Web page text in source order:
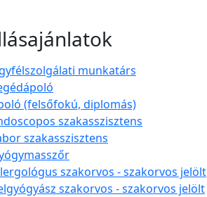
munkatárs
(felsőfokú, diplomás)
szakasszisztens
szakasszisztens
szakorvos - szakorvos jelölt
szakorvos - szakorvos jelölt